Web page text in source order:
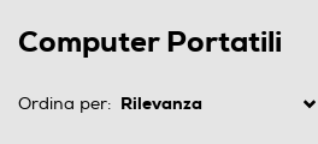
Computer Portatili
Ordina per: